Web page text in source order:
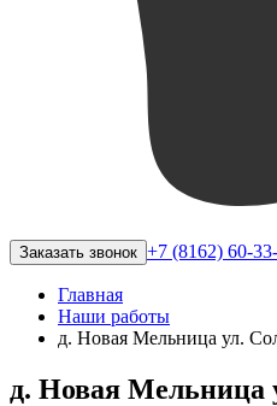
Заказать звонок +7 (8162) 60-
Главная
Наши работы
​д. Новая Мельница ул.
​д. Новая Мельница